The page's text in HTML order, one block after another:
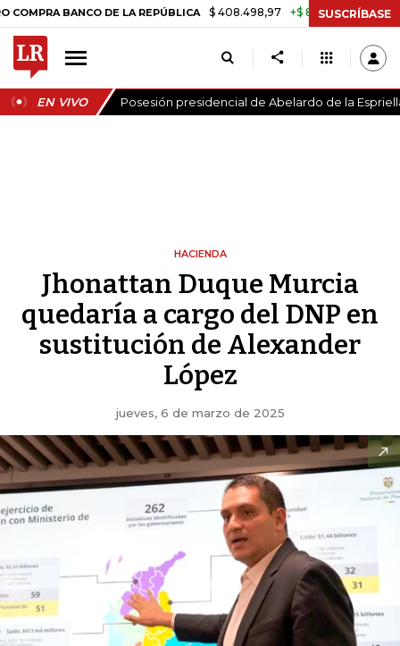
BANCO DE LA REPÚBLICA $ 408.498,97 +$ 8.753,81 +2,19%
SUSCRÍBASE
EN VIVO Posesión presidencial de Abelardo de la
HACIENDA
Jhonattan Duque Murcia
quedaría a cargo del DNP en
sustitución de Alexander
López
jueves, 6 de marzo de 2025